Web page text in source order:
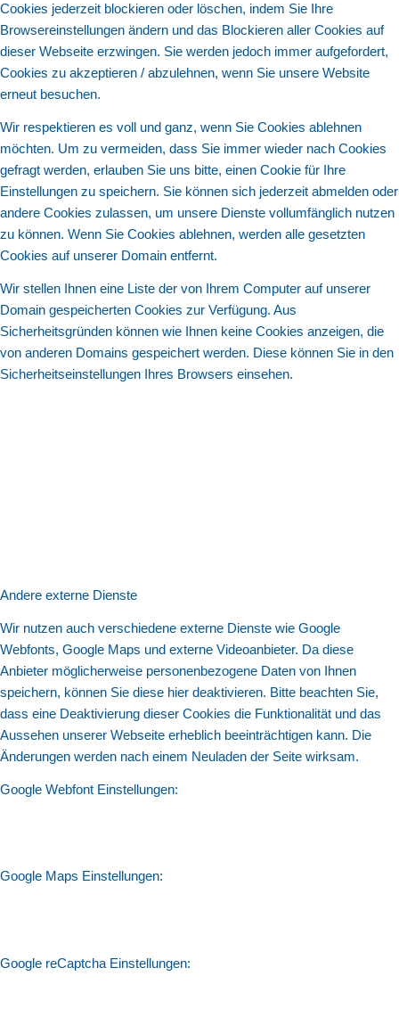
Cookies jederzeit blockieren oder löschen, indem Sie Ihre
Browsereinstellungen ändern und das Blockieren aller Cookies auf
dieser Webseite erzwingen. Sie werden jedoch immer aufgefordert,
Cookies zu akzeptieren / abzulehnen, wenn Sie unsere Website
erneut besuchen.
Wir respektieren es voll und ganz, wenn Sie Cookies ablehnen
möchten. Um zu vermeiden, dass Sie immer wieder nach Cookies
gefragt werden, erlauben Sie uns bitte, einen Cookie für Ihre
Einstellungen zu speichern. Sie können sich jederzeit abmelden oder
andere Cookies zulassen, um unsere Dienste vollumfänglich nutzen
zu können. Wenn Sie Cookies ablehnen, werden alle gesetzten
Cookies auf unserer Domain entfernt.
Wir stellen Ihnen eine Liste der von Ihrem Computer auf unserer
Domain gespeicherten Cookies zur Verfügung. Aus
Sicherheitsgründen können wie Ihnen keine Cookies anzeigen, die
von anderen Domains gespeichert werden. Diese können Sie in den
Sicherheitseinstellungen Ihres Browsers einsehen.
Andere externe Dienste
Wir nutzen auch verschiedene externe Dienste wie Google
Webfonts, Google Maps und externe Videoanbieter. Da diese
Anbieter möglicherweise personenbezogene Daten von Ihnen
speichern, können Sie diese hier deaktivieren. Bitte beachten Sie,
dass eine Deaktivierung dieser Cookies die Funktionalität und das
Aussehen unserer Webseite erheblich beeinträchtigen kann. Die
Änderungen werden nach einem Neuladen der Seite wirksam.
Google Webfont Einstellungen:
Google Maps Einstellungen:
Google reCaptcha Einstellungen: